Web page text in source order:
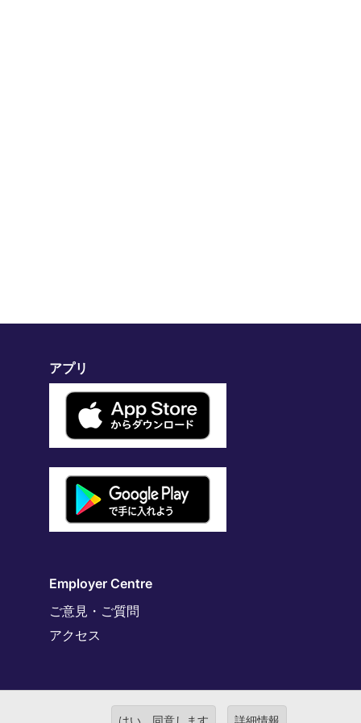
アプリ
Employer Centre
ご意見・ご質問
アクセス
はい、同意します 詳細情報